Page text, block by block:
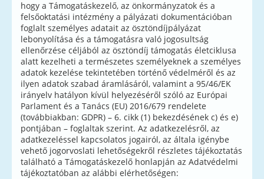
hogy a Támogatáskezelő, az önkormányzatok és a
felsőoktatási intézmény a pályázati dokumentációban
foglalt személyes adatait az ösztöndíjpályázat
lebonyolítása és a támogatásra való jogosultság
ellenőrzése céljából az ösztöndíj támogatás életciklusa
alatt kezelheti a természetes személyeknek a személyes
adatok kezelése tekintetében történő védelméről és az
ilyen adatok szabad áramlásáról, valamint a 95/46/EK
irányelv hatályon kívül helyezéséről szóló az Európai
Parlament és a Tanács (EU) 2016/679 rendelete
(továbbiakban: GDPR) – 6. cikk (1) bekezdésének c) és e)
pontjában – foglaltak szerint. Az adatkezelésről, az
adatkezeléssel kapcsolatos jogairól, az általa igénybe
vehető jogorvoslati lehetőségekről részletes tájékoztatás
található a Támogatáskezelő honlapján az Adatvédelmi
tájékoztatóban az alábbi elérhetőségen: